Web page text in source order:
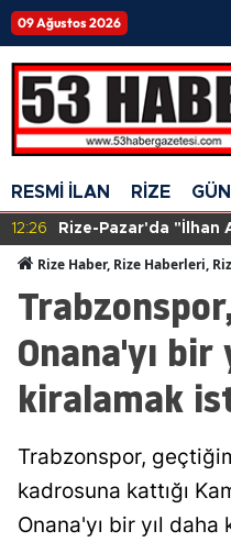
09 Ağustos 2026
RESMİ İLAN RİZE
12:26
Rize-Pazar'da "İlhan
Rize Haber, Rize Haberleri,
Onana'yı bir
kiralamak
Trabzonspor,
kadrosuna kattığı
Onana'yı bir yıl